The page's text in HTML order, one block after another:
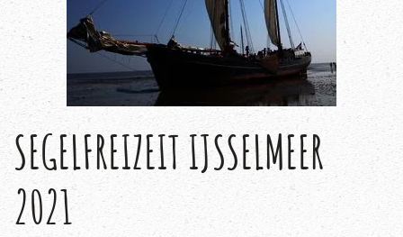
SEGELFREIZEIT IJSSELMEER
2021